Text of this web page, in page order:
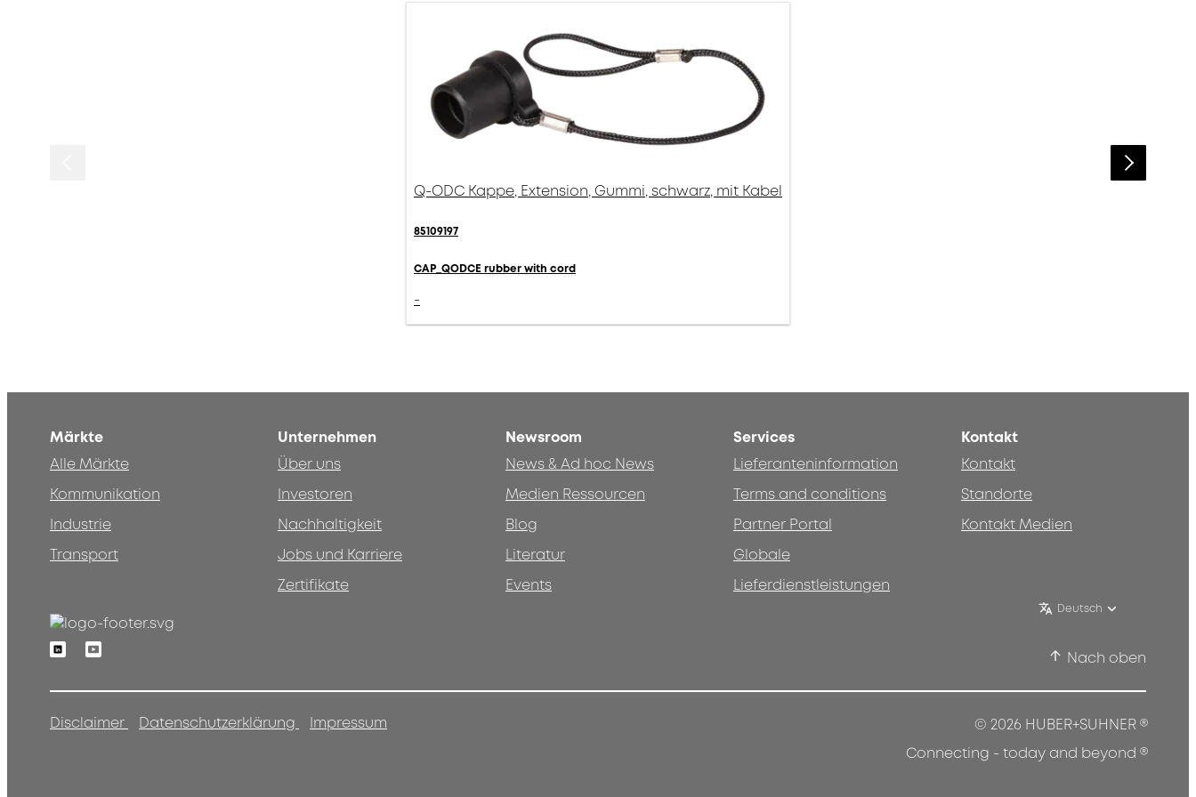
Q-ODC Kappe, Extension, Gummi, schwarz, mit Kabel
85109197
CAP_QODCE rubber with cord
-
Märkte
Alle Märkte
Kommunikation
Industrie
Transport
Unternehmen
Über uns
Investoren
Nachhaltigkeit
Jobs und Karriere
Zertifikate
Newsroom
News & Ad hoc News
Medien Ressourcen
Blog
Literatur
Events
Services
Lieferanteninformation
Terms and conditions
Partner Portal
Globale
Lieferdienstleistungen
Kontakt
Kontakt
Standorte
Kontakt Medien
Deutsch
LinkedinYoutube
Nach oben
Disclaimer Datenschutzerklärung Impressum © 2026 HUBER+SUHNER®
Connecting - today and beyond ®